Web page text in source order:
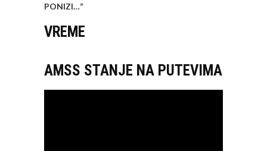
PONIZI…“
VREME
AMSS STANJE NA PUTEVIMA